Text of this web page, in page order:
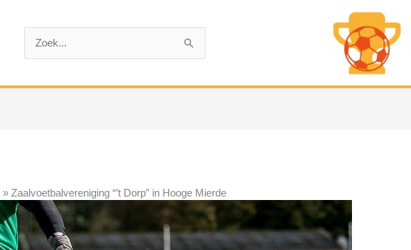
Zaalvoetbalvereniging “’t Dorp” in Hooge Mierde